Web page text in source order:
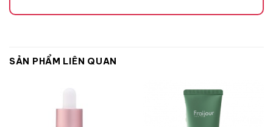
SẢN PHẨM LIÊN QUAN